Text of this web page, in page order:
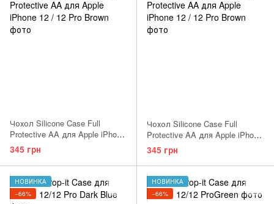
Чохол Silicone Case Full
Protective AA для Apple iPhone
12 / 12 Pro White
345 грн
Чохол Silicone Case Full
Protective AA для Apple iPhone
12 / 12 Pro Spearmint
345 грн
НОВИНКА
−66%
НОВИНКА
−66%